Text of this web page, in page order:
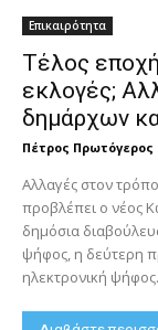
Επικαιρότητα
Τέλος
εκλογές;
δημάρχων
Πέτρος Πρωτόγερος
Αλλαγές στον
προβλέπει ο νέος
δημόσια
ψήφος, η δεύτερη
ηλεκτρονική ψήφος.